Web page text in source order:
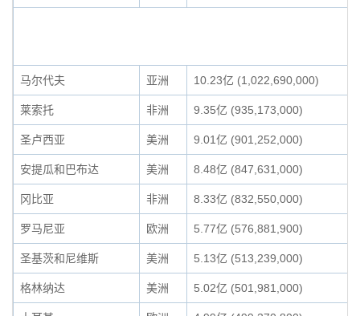
马尔代夫 亚洲 10.23亿 (1,022,690,000)
莱索托 非洲 9.35亿 (935,173,000)
圣卢西亚 美洲 9.01亿 (901,252,000)
安提瓜和巴布达 美洲 8.48亿 (847,631,000)
冈比亚 非洲 8.33亿 (832,550,000)
罗马尼亚 欧洲 5.77亿 (576,881,900)
圣基茨和尼维斯 美洲 5.13亿 (513,239,000)
格林纳达 美洲 5.02亿 (501,981,000)